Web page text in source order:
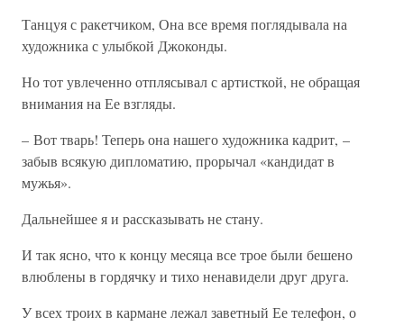
Танцуя с ракетчиком, Она все время поглядывала на
художника с улыбкой Джоконды.
Но тот увлеченно отплясывал с артисткой, не обращая
внимания на Ее взгляды.
– Вот тварь! Теперь она нашего художника кадрит, –
забыв всякую дипломатию, прорычал «кандидат в
мужья».
Дальнейшее я и рассказывать не стану.
И так ясно, что к концу месяца все трое были бешено
влюблены в гордячку и тихо ненавидели друг друга.
У всех троих в кармане лежал заветный Ее телефон, о